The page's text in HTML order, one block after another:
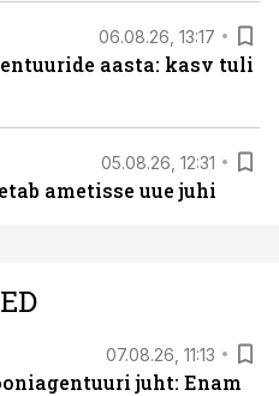
06.08.26, 13:17
aasta: kasv tuli
05.08.26, 12:31
ametisse uue juhi
07.08.26, 11:13
juht: Enam